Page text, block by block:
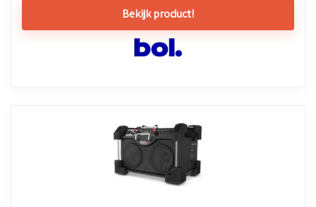
Bekijk product!